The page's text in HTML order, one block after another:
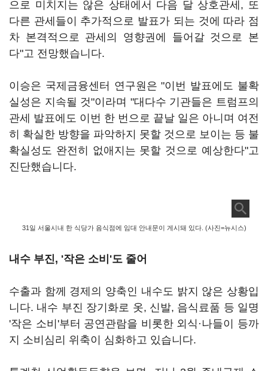
으로 미치지는 않은 상태에서 다음 달 상호관세, 또
다른 관세들이 추가적으로 발표가 되는 것에 따라 점
차 본격적으로 관세의 영향권에 들어갈 것으로 본
다"고 전망했습니다.
이승은 국제금융센터 연구원은 "이번 발표에도 불확
실성은 지속될 것"이라며 "대다수 기관들은 트럼프의
관세 발표에도 이번 한 번으로 끝날 일은 아니며 여전
히 확실한 방향을 파악하지 못할 것으로 보이는 등 불
확실성도 완전히 없애지는 못할 것으로 예상한다"고
진단했습니다.
31일 서울시내 한 식당가 음식점에 임대 안내문이 게시돼 있다. (사진=뉴시스)
내수 부진, '작은 소비'도 줄어
수출과 함께 경제의 양축인 내수도 밝지 않은 상황입
니다. 내수 부진 장기화로 옷, 신발, 음식료품 등 일명
'작은 소비'부터 공연관람을 비롯한 외식·나들이 등까
지 소비심리 위축이 심화하고 있습니다.